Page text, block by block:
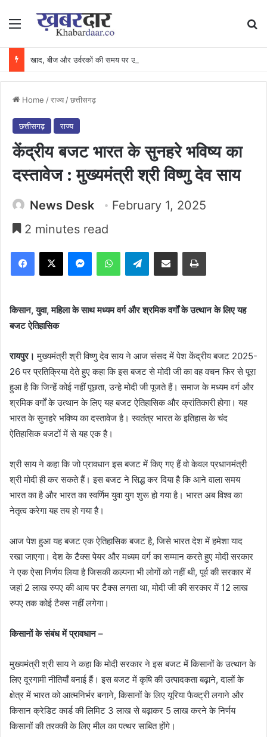
Menu
Home /राज्य /छत्तीसगढ़
छत्तीसगढ़ राज्य
केंद्रीय बजट भारत के सुनहरे भविष्य का
दस्तावेज : मुख्यमंत्री श्री विष्णु देव साय
News Desk
February 1, 2025
2 minutes read
Facebook
X MessengerWhatsAppTelegramShare via Email Print
किसान, युवा, महिला के साथ मध्यम वर्ग और श्रमिक वर्गों के उत्थान के लिए यह
बजट ऐतिहासिक
रायपुर। मुख्यमंत्री श्री विष्णु देव साय ने आज संसद में पेश केंद्रीय बजट 2025-
26 पर प्रतिक्रिया देते हुए कहा कि इस बजट से मोदी जी का वह वचन फिर से पूरा
हुआ है कि जिन्हें कोई नहीं पूछता, उन्हे मोदी जी पूजते हैं। समाज के मध्यम वर्ग और
श्रमिक वर्गों के उत्थान के लिए यह बजट ऐतिहासिक और क्रांतिकारी होगा। यह
भारत के सुनहरे भविष्य का दस्तावेज है। स्वतंत्र भारत के इतिहास के चंद
ऐतिहासिक बजटों में से यह एक है।
श्री साय ने कहा कि जो प्रावधान इस बजट में किए गए हैं वो केवल प्रधानमंत्री
श्री मोदी ही कर सकते हैं। इस बजट ने सिद्ध कर दिया है कि आने वाला समय
भारत का है और भारत का स्वर्णिम युवा युग शुरू हो गया है। भारत अब विश्व का
नेतृत्व करेगा यह तय हो गया है।
आज पेश हुआ यह बजट एक ऐतिहासिक बजट है, जिसे भारत देश में हमेशा याद
रखा जाएगा। देश के टैक्स पेयर और मध्यम वर्ग का सम्मान करते हुए मोदी सरकार
ने एक ऐसा निर्णय लिया है जिसकी कल्पना भी लोगों को नहीं थी, पूर्व की सरकार में
जहां 2 लाख रुपए की आय पर टैक्स लगता था, मोदी जी की सरकार में 12 लाख
रुपए तक कोई टैक्स नहीं लगेगा।
किसानों के संबंध में प्रावधान –
मुख्यमंत्री श्री साय ने कहा कि मोदी सरकार ने इस बजट में किसानों के उत्थान के
लिए दूरगामी नीतियाँ बनाई हैं। इस बजट में कृषि की उत्पादकता बढ़ाने, दालों के
क्षेत्र में भारत को आत्मनिर्भर बनाने, किसानों के लिए यूरिया फैक्ट्री लगाने और
किसान क्रेडिट कार्ड की लिमिट 3 लाख से बढ़ाकर 5 लाख करने के निर्णय
किसानों की तरक्की के लिए मील का पत्थर साबित होंगे।